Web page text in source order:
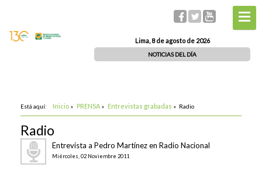
Lima, 8 de agosto de 2026
NOTICIAS DEL DÍA
Está aquí: Inicio » PRENSA » Entrevistas grabadas » Radio
Radio
Entrevista a Pedro Martínez en Radio Nacional
Miércoles, 02 Noviembre 2011